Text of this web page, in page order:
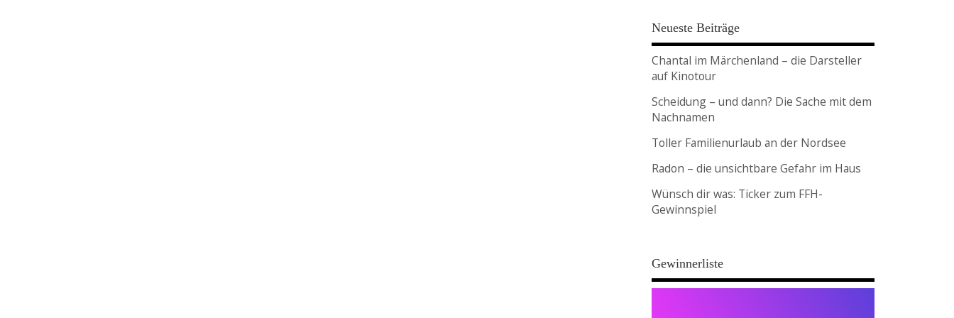
Neueste Beiträge
Chantal im Märchenland – die Darsteller
auf Kinotour
Scheidung – und dann? Die Sache mit dem
Nachnamen
Toller Familienurlaub an der Nordsee
Radon – die unsichtbare Gefahr im Haus
Wünsch dir was: Ticker zum FFH-
Gewinnspiel
Gewinnerliste